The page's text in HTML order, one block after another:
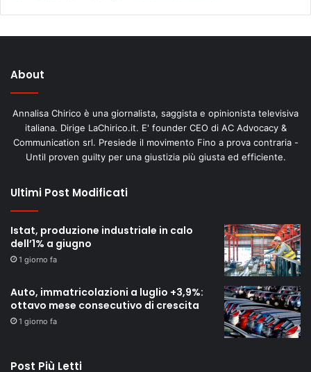
About
Annalisa Chirico è una giornalista, saggista e opinionista televisiva
italiana. Dirige LaChirico.it. E' founder CEO di AC Advocacy &
Communication srl. Presiede il movimento Fino a prova contraria -
Until proven guilty per una giustizia più giusta ed efficiente.
Ultimi Post Modificati
Istat, produzione industriale in calo
dell’1% a giugno
1 giorno fa
Auto, immatricolazioni a luglio +3,9%:
ottavo mese consecutivo di crescita
1 giorno fa
Post Più Letti